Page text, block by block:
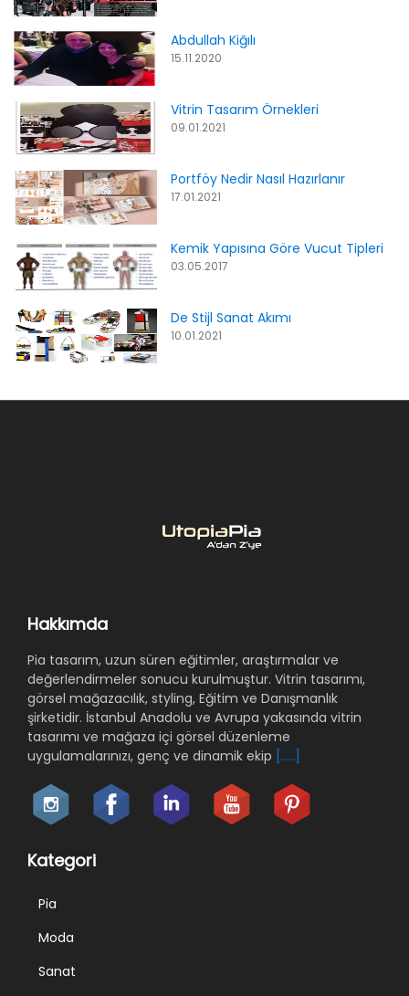
Abdullah Kiğılı
15.11.2020
Vitrin Tasarım Örnekleri
09.01.2021
Portföy Nedir Nasıl Hazırlanır
17.01.2021
Kemik Yapısına Göre Vucut Tipleri
03.05.2017
De Stijl Sanat Akımı
10.01.2021
Hakkımda
Pia tasarım, uzun süren eğitimler, araştırmalar ve
değerlendirmeler sonucu kurulmuştur. Vitrin tasarımı,
görsel mağazacılık, styling, Eğitim ve Danışmanlık
şirketidir. İstanbul Anadolu ve Avrupa yakasında vitrin
tasarımı ve mağaza içi görsel düzenleme
uygulamalarınızı, genç ve dinamik ekip [.....]
Kategori
Pia
Moda
Sanat